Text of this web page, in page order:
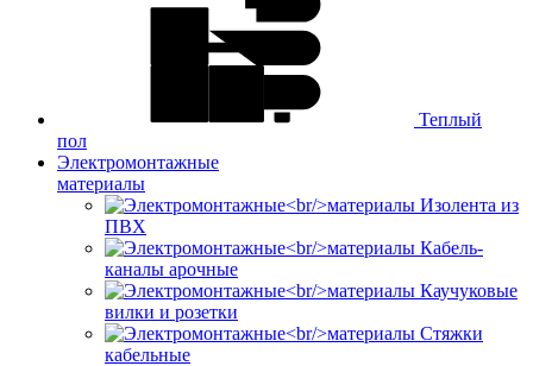
Теплый
пол
Электромонтажные
материалы
Изолента из
ПВХ
Кабель-
каналы арочные
Каучуковые
вилки и розетки
Стяжки
кабельные